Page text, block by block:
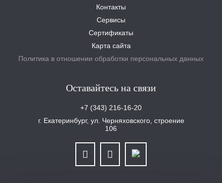
Контакты
Сервисы
Сертификаты
Карта сайта
Политика в отношении обработки персональных данных
Оставайтесь на связи
+7 (343) 216-16-20
г. Екатеринбург, ул. Черняховского, строение
106